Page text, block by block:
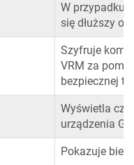
W przypadku
się dłuższy
Szyfruje
VRM za
bezpiecznej
Wyświetla
urządzenia
Pokazuje